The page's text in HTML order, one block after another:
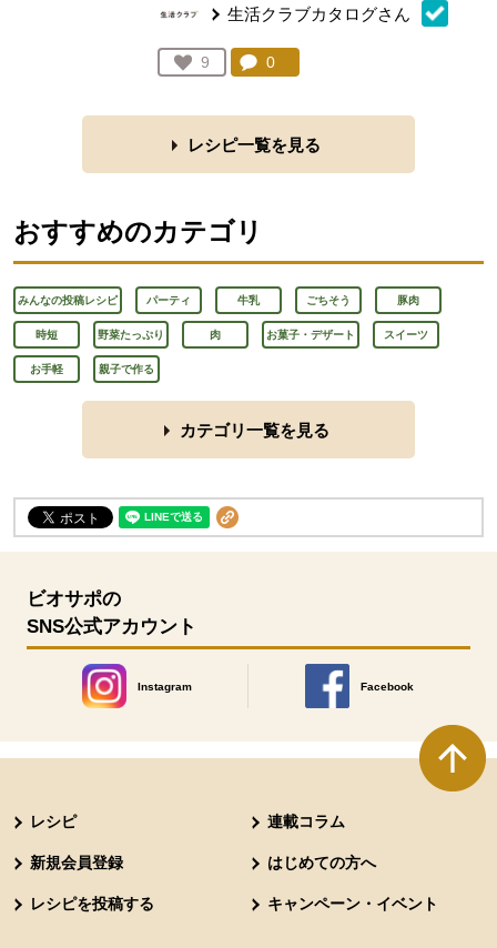
生活クラブカタログさん
お気に入り登録：
9
人が登録
コメント：
0
レシピ一覧を見る
おすすめのカテゴリ
みんなの投稿レシピ パーティ 牛乳 ごちそう 豚肉
時短 野菜たっぷり 肉 お菓子・デザート スイーツ
お手軽 親子で作る
カテゴリ一覧を見る
ビオサポの
SNS公式アカウント
Instagram
別のウィンドウで開きます。
Facebook
別のウィンドウで開きます
レシピ 連載コラム
新規会員登録 はじめての方へ
レシピを投稿する キャンペーン・イベント